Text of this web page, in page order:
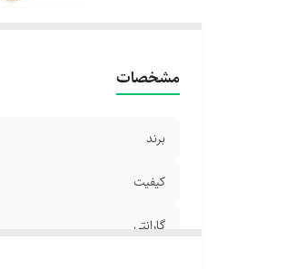
مشخصات
برند
کیفیت
گارانتی